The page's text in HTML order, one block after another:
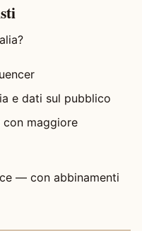
e dati sul pubblico
con maggiore
— con abbinamenti